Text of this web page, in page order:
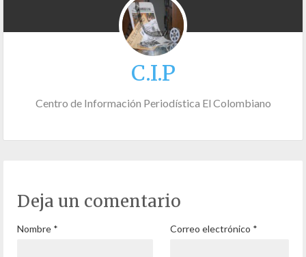
C.I.P
Centro de Información Periodística El Colombiano
Deja un comentario
Nombre * Correo electrónico *